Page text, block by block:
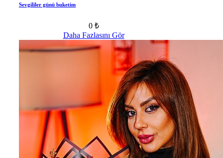
Sevgililer günü buketim
0 ₺
Daha Fazlasını Gör